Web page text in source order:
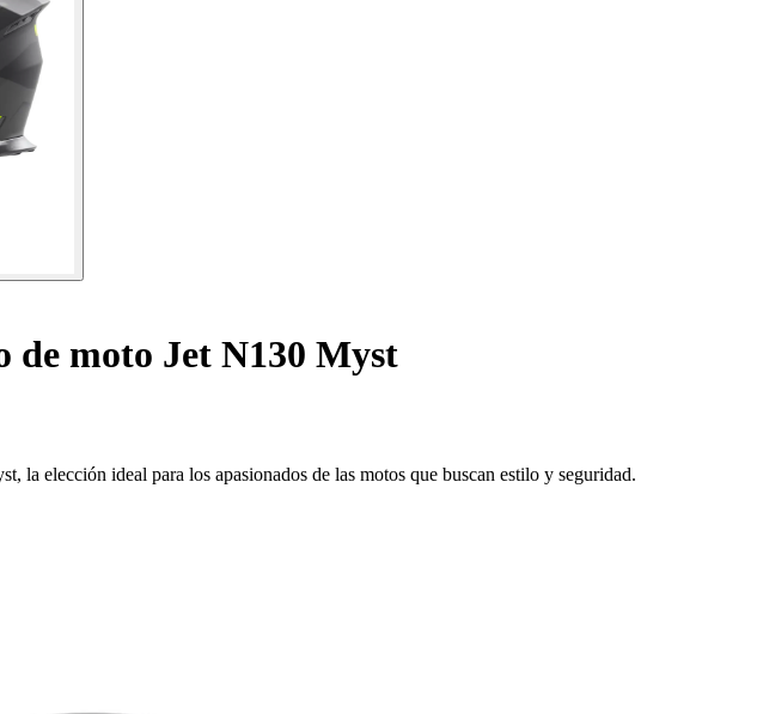
de moto Jet N130 Myst
la elección ideal para los apasionados de las motos que buscan estilo y seguridad.